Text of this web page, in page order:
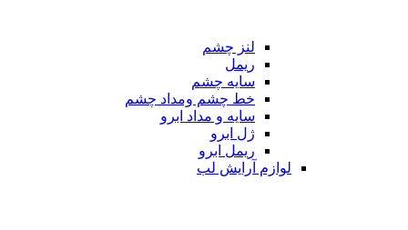
لنز چشم
ریمل
سایه چشم
خط چشم ومداد چشم
سایه و مداد ابرو
ژل ابرو
ریمل ابرو
لوازم آرایش لب